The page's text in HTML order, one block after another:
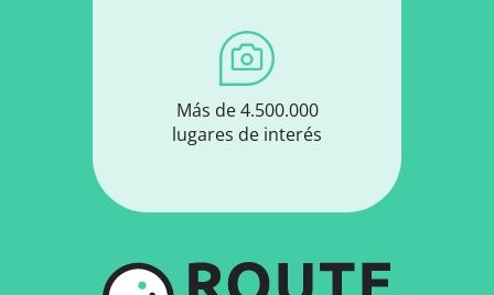
Más de 4.500.000
lugares de interés